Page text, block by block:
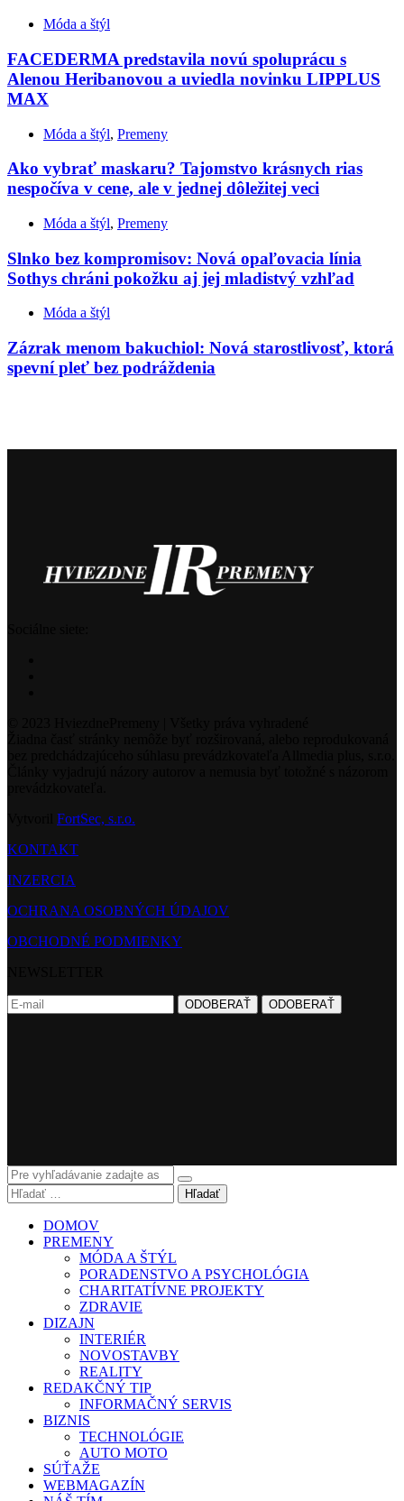
Móda a štýl
FACEDERMA predstavila novú spoluprácu s
Alenou Heribanovou a uviedla novinku LIPPLUS
MAX
Móda a štýl, Premeny
Ako vybrať maskaru? Tajomstvo krásnych rias
nespočíva v cene, ale v jednej dôležitej veci
Móda a štýl, Premeny
Slnko bez kompromisov: Nová opaľovacia línia
Sothys chráni pokožku aj jej mladistvý vzhľad
Móda a štýl
Zázrak menom bakuchiol: Nová starostlivosť, ktorá
spevní pleť bez podráždenia
FortSec, s.r.o.
KONTAKT
INZERCIA
OCHRANA OSOBNÝCH ÚDAJOV
OBCHODNÉ PODMIENKY
Hľadať
DOMOV
PREMENY
MÓDA A ŠTÝL
PORADENSTVO A PSYCHOLÓGIA
CHARITATÍVNE PROJEKTY
ZDRAVIE
DIZAJN
INTERIÉR
NOVOSTAVBY
REALITY
REDAKČNÝ TIP
INFORMAČNÝ SERVIS
BIZNIS
TECHNOLÓGIE
AUTO MOTO
SÚŤAŽE
WEBMAGAZÍN